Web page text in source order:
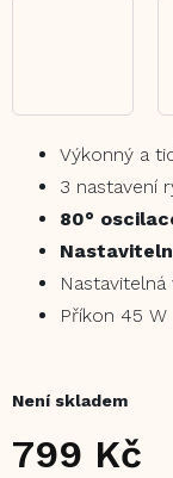
799 Kč
Není skladem
Výkonný a
3 nastavení
80°
Nastavitelná
Příkon 45 W